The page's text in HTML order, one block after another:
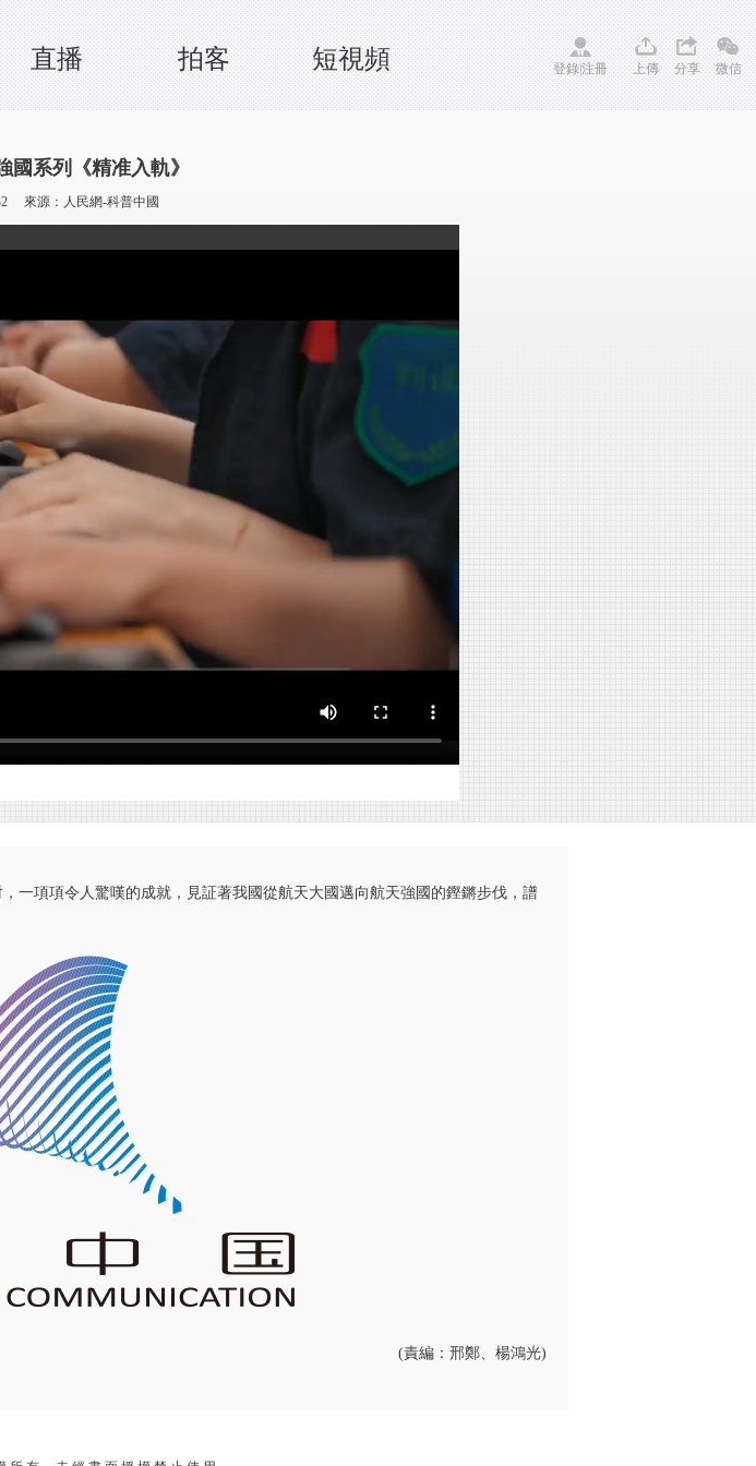
直播 拍客 短視頻 登錄注冊 上傳 分享 微信
國系列《精准入軌》
來源： 人民網-科普中國
一項項令人驚嘆的成就，見証著我國從航天大國邁向航天強國的鏗鏘步伐，譜
(責編：邢鄭、楊鴻光)